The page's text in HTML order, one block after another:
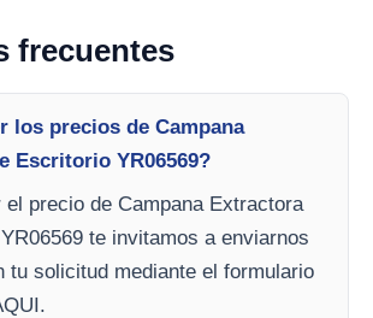
frecuentes
los precios de Campana
Escritorio YR06569?
el precio de Campana Extractora
te invitamos a enviarnos
tu solicitud mediante el formulario